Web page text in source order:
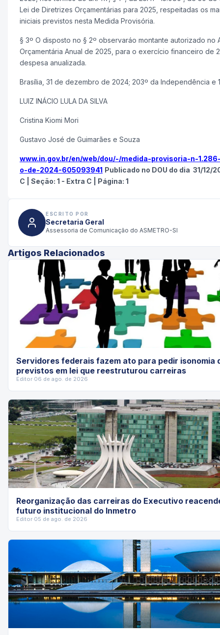
Lei de Diretrizes Orçamentárias para 2025, respeitadas os
iniciais previstos nesta Medida Provisória.
§ 3º O disposto no § 2º observaráo montante autorizado no
Orçamentária Anual de 2025, para o exercício financeiro de
despesa anualizada.
Brasília, 31 de dezembro de 2024; 203º da Independência e
LUIZ INÁCIO LULA DA SILVA
Cristina Kiomi Mori
Gustavo José de Guimarães e Souza
www.in.gov.br/en/web/dou/-/medida-provisoria-n-
o-de-2024-605093941 Publicado no DOU do dia 31/12/
C
Seção: 1 - Extra C Página: 1
ESCRITO POR
Secretaria Geral
Assessoria de Comunicação do ASMETRO-SI
Artigos Relacionados
Servidores federais fazem ato para pedir isonomia
previstos em lei que reestruturou carreiras
Editor·06 de ago. de 2026
Reorganização das carreiras do Executivo
futuro institucional do Inmetro
Editor·05 de ago. de 2026